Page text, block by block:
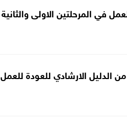
في المرحلتين الاولى والثانية
من الدليل الارشادي للعودة للعمل